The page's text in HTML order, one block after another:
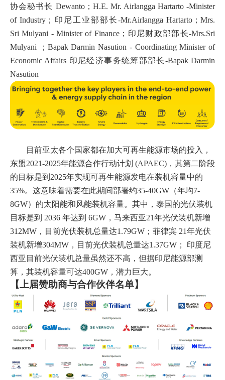
协会秘书长 Dewanto；H.E. Mr. Airlangga Hartarto -Minister
of Industry；印尼工业部部长-Mr.Airlangga Hartarto；Mrs.
Sri Mulyani - Minister of Finance；印尼财政部部长-Mrs.Sri
Mulyani ；Bapak Darmin Nasution - Coordinating Minister of
Economic Affairs 印尼经济事务统筹部部长-Bapak Darmin
Nasution
目前亚太各个国家都在加大可再生能源市场的投入，
东盟2021-2025年能源合作行动计划 (APAEC) ， 其第二阶段
的目标是到 2025年实现可再生能源发电在装机容量中的
35%。这意味着需要在此期间部署约35-40GW（年均7-
8GW）的太阳能和风能装机容量。其中，泰国的光伏装机
目标是到 2036 年达到 6GW，马来西亚21年光伏装机新增
312MW，目前光伏装机总量达1.79GW；菲律宾 21年光伏
装机新增304MW，目前光伏装机总量达1.37GW； 印度尼
西亚目前光伏装机总量虽然还不高，但据印尼能源部测
算，其装机容量可达400GW，潜力巨大。
【上届赞助商与合作伙伴名单】